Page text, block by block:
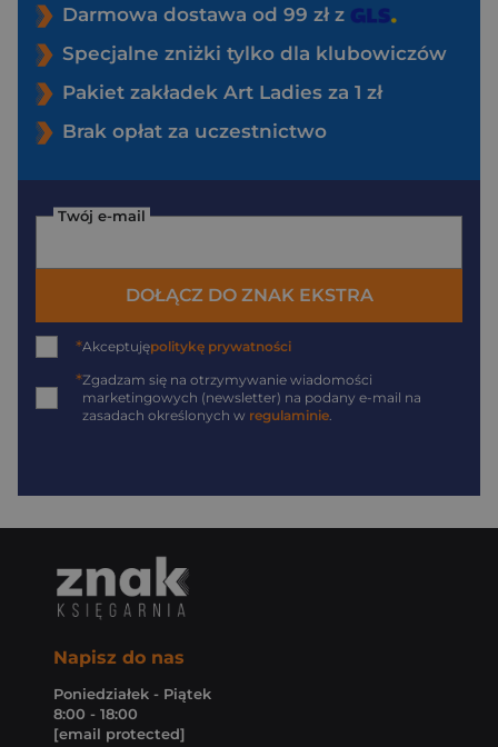
Darmowa dostawa od 99 zł z
Specjalne zniżki tylko dla klubowiczów
Pakiet zakładek Art Ladies za 1 zł
Brak opłat za uczestnictwo
Twój e-mail
DOŁĄCZ DO ZNAK EKSTRA
*Akceptujępolitykę prywatności
*Zgadzam się na otrzymywanie wiadomości
marketingowych (newsletter) na podany e-mail na
zasadach określonych w regulaminie.
Napisz do nas
Poniedziałek - Piątek
8:00 - 18:00
[email protected]